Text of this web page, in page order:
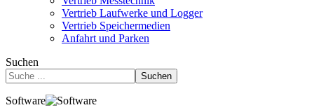
Vertrieb Laufwerke und Logger
Vertrieb Speichermedien
Anfahrt und Parken
Suchen
Suchen
Software